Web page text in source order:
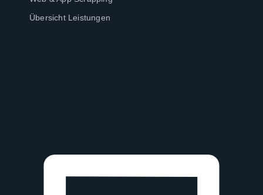
Übersicht Leistungen